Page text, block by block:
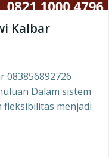
Kalbar
083856892726
Dalam sistem
menjadi